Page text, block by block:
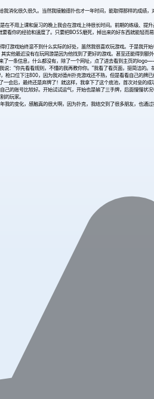
化很久很久。当然我接触德扑也才一年时间，能取得那样的成绩
不用上课和复习的晚上我会在游戏上待很长时间。前期的练级、
你的经验和速度了。只要把BOSS磨死，掉出来的好东西就能
游戏始终混不到什么实际的好处，虽然我很喜欢玩游戏。于是我开始
他最近没有在玩网游是因为他找到了更好的游戏。甚至还能得到额外
一条信息，什么都没有，除了一个网址，点了进去看到主页的
：“你先看看规则，不懂的我再教你你。”我看了看页面，挺简洁的
口位下注800，因为我对德州扑克游戏还不熟，但是看看自己的
会后，最终还是弃牌了！就这样，我拿下了这个底池，首次对垒的成
的账号比较好。开始试试运气，开始也是输了三手牌，后面慢慢
的玩家。
的变化，感触真的很大啊，因为扑克，我结交到了很多朋友，也